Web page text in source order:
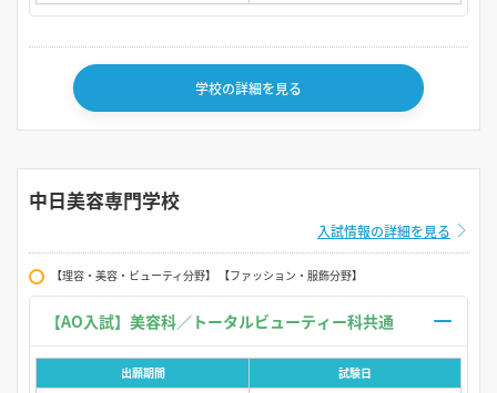
学校の詳細を見る
中日美容専門学校
入試情報の詳細を見る
【理容・美容・ビューティ分野】 【ファッション・服飾分野】
出願期間 試験日